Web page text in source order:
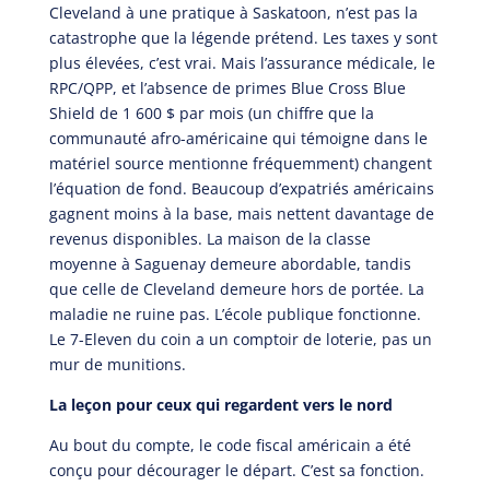
Cleveland à une pratique à Saskatoon, n’est pas la
catastrophe que la légende prétend. Les taxes y sont
plus élevées, c’est vrai. Mais l’assurance médicale, le
RPC/QPP, et l’absence de primes Blue Cross Blue
Shield de 1 600 $ par mois (un chiffre que la
communauté afro-américaine qui témoigne dans le
matériel source mentionne fréquemment) changent
l’équation de fond. Beaucoup d’expatriés américains
gagnent moins à la base, mais nettent davantage de
revenus disponibles. La maison de la classe
moyenne à Saguenay demeure abordable, tandis
que celle de Cleveland demeure hors de portée. La
maladie ne ruine pas. L’école publique fonctionne.
Le 7-Eleven du coin a un comptoir de loterie, pas un
mur de munitions.
La leçon pour ceux qui regardent vers le nord
Au bout du compte, le code fiscal américain a été
conçu pour décourager le départ. C’est sa fonction.